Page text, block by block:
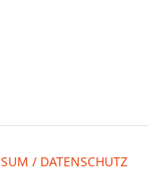
/ DATENSCHUTZ